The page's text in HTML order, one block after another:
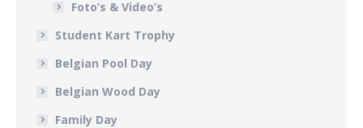
Foto’s & Video’s
Student Kart Trophy
Belgian Pool Day
Belgian Wood Day
Family Day